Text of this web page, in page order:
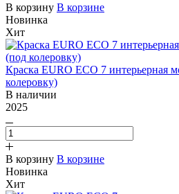
В корзину В корзине
Новинка
Хит
Краска EURO ECO 7
колеровку)
В наличии
2025
В корзину В корзине
Новинка
Хит